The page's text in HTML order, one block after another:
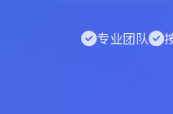
专业团队